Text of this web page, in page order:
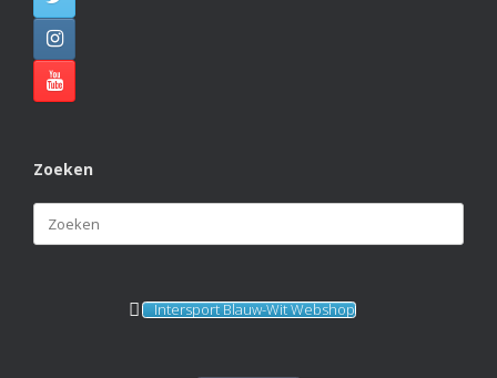
Zoeken
Zoeken
naar:
Intersport Blauw-Wit Webshop